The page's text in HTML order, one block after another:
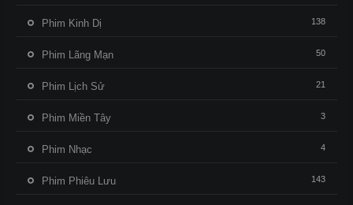
Phim Kinh Dị 138
Phim Lãng Mạn 50
Phim Lịch Sử 21
Phim Miền Tây 3
Phim Nhạc 4
Phim Phiêu Lưu 143